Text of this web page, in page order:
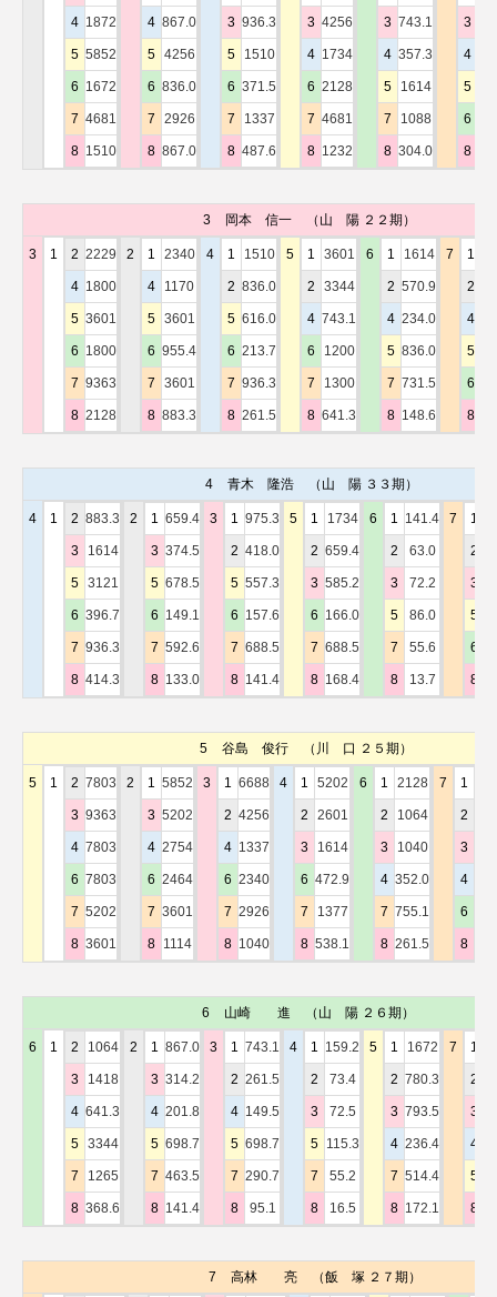
4 1872
5 5852
6 1672
7 4681
8 1510
4 867.0
5 4256
6 836.0
7 2926
8 867.0
3 936.3
5 1510
6 371.5
7 1337
8 487.6
3 4256
4 1734
6 2128
7 4681
8 1232
3 743.1
4 357.3
5 1614
7 1088
8 304.0
3
4
5
6
8
3 岡本 信一 （山 陽 ２２期）
3 1 2 2229
4 1800
5 3601
6 1800
7 9363
8 2128
2 1 2340
4 1170
5 3601
6 955.4
7 3601
8 883.3
4 1 1510
2 836.0
5 616.0
6 213.7
7 936.3
8 261.5
5 1 3601
2 3344
4 743.1
6 1200
7 1300
8 641.3
6 1 1614
2 570.9
4 234.0
5 836.0
7 731.5
8 148.6
7 1
2
4
5
6
8
4 青木 隆浩 （山 陽 ３３期）
4 1 2 883.3
3 1614
5 3121
6 396.7
7 936.3
8 414.3
2 1 659.4
3 374.5
5 678.5
6 149.1
7 592.6
8 133.0
3 1 975.3
2 418.0
5 557.3
6 157.6
7 688.5
8 141.4
5 1 1734
2 659.4
3 585.2
6 166.0
7 688.5
8 168.4
6 1 141.4
2 63.0
3 72.2
5 86.0
7 55.6
8 13.7
7 1
2
3
5
6
8
5 谷島 俊行 （川 口 ２５期）
5 1 2 7803
3 9363
4 7803
6 7803
7 5202
8 3601
2 1 5852
3 5202
4 2754
6 2464
7 3601
8 1114
3 1 6688
2 4256
4 1337
6 2340
7 2926
8 1040
4 1 5202
2 2601
3 1614
6 472.9
7 1377
8 538.1
6 1 2128
2 1064
3 1040
4 352.0
7 755.1
8 261.5
7 1
2
3
4
6
8
6 山崎 進 （山 陽 ２６期）
6 1 2 1064
3 1418
4 641.3
5 3344
7 1265
8 368.6
2 1 867.0
3 314.2
4 201.8
5 698.7
7 463.5
8 141.4
3 1 743.1
2 261.5
4 149.5
5 698.7
7 290.7
8 95.1
4 1 159.2
2 73.4
3 72.5
5 115.3
7 55.2
8 16.5
5 1 1672
2 780.3
3 793.5
4 236.4
7 514.4
8 172.1
7 1
2
3
4
5
8
7 高林 亮 （飯 塚 ２７期）